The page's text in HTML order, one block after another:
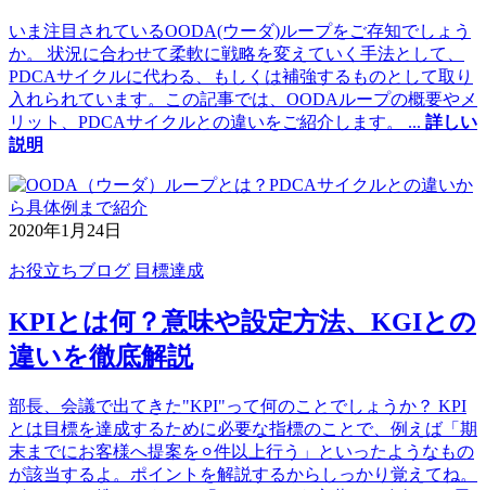
いま注目されているOODA(ウーダ)ループをご存知でしょう
か。 状況に合わせて柔軟に戦略を変えていく手法として、
PDCAサイクルに代わる、もしくは補強するものとして取り
入れられています。この記事では、OODAループの概要やメ
リット、PDCAサイクルとの違いをご紹介します。 ... 詳しい
説明
2020年1月24日
お役立ちブログ 目標達成
KPIとは何？意味や設定方法、KGIとの
違いを徹底解説
部長、会議で出てきた"KPI"って何のことでしょうか？ KPI
とは目標を達成するために必要な指標のことで、例えば「期
末までにお客様へ提案を⚪︎件以上行う」といったようなもの
が該当するよ。ポイントを解説するからしっかり覚えてね。